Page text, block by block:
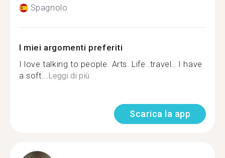
Spagnolo
I miei argomenti preferiti
I love talking to people. Arts. Life..travel.. I have
a soft...Leggi di più
Scarica la app